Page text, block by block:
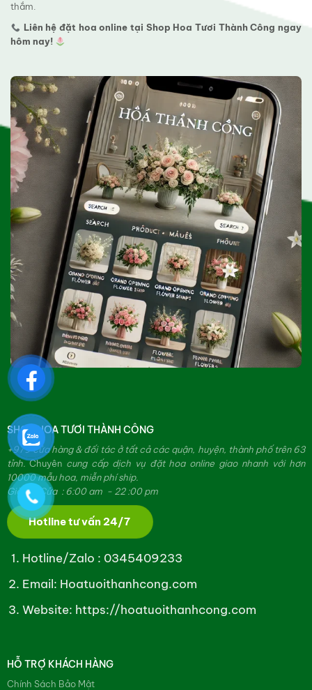
thắm.
Liên hệ đặt hoa online tại Shop Hoa Tươi Thành Công ngay
hôm nay!
SHOP HOA TƯƠI THÀNH CÔNG
+979 cửa hàng & đối tác ở tất cả các quận, huyện, thành phố trên 63
tỉnh.Chuyêncung cấp dịch vụ đặt hoa online giao nhanh với hơn
10000 mẫu hoa, miễn phí ship.
Giờ Mở Cửa : 6:00 am - 22 :00 pm
Hotline tư vấn 24/7
Hotline/Zalo : 0345409233
Email: Hoatuoithanhcong.com
Website: https://hoatuoithanhcong.com
HỖ TRỢ KHÁCH HÀNG
Chính Sách Bảo Mật